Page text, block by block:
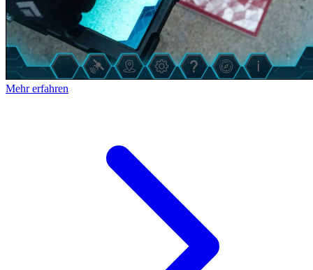
Mehr erfahren